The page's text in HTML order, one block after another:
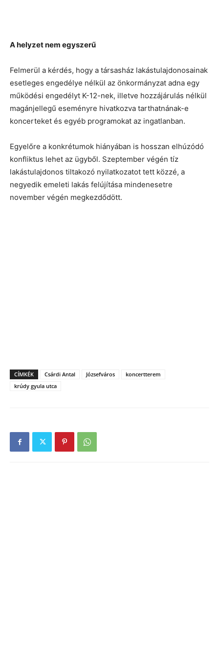
A helyzet nem egyszerű
Felmerül a kérdés, hogy a társasház lakástulajdonosainak
esetleges engedélye nélkül az önkormányzat adna egy
működési engedélyt K-12-nek, illetve hozzájárulás nélkül
magánjellegű eseményre hivatkozva tarthatnának-e
koncerteket és egyéb programokat az ingatlanban.
Egyelőre a konkrétumok hiányában is hosszan elhúzódó
konfliktus lehet az ügyből. Szeptember végén tíz
lakástulajdonos tiltakozó nyilatkozatot tett közzé, a
negyedik emeleti lakás felújítása mindenesetre
november végén megkezdődött.
CÍMKÉK Csárdi Antal Józsefváros
koncertterem
krúdy gyula utca